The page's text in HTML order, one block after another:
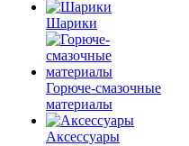
Шарики
Горюче-смазочные
материалы
Аксессуары